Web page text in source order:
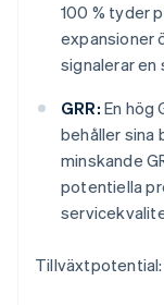
100 % tyder
expansioner
signalerar
GRR: En
behåller sina
minskande
potentiella
Tillväxtpotential: